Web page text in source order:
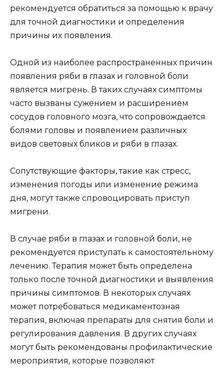
рекомендуется обратиться за помощью к врачу
для точной диагностики и определения
причины их появления.
Одной из наиболее распространенных причин
появления ряби в глазах и головной боли
является мигрень. В таких случаях симптомы
часто вызваны сужением и расширением
сосудов головного мозга, что сопровождается
болями головы и появлением различных
видов световых бликов и ряби в глазах.
Сопутствующие факторы, такие как стресс,
изменения погоды или изменение режима
дня, могут также спровоцировать приступ
мигрени.
В случае ряби в глазах и головной боли, не
рекомендуется приступать к самостоятельному
лечению. Терапия может быть определена
только после точной диагностики и выявления
причины симптомов. В некоторых случаях
может потребоваться медикаментозная
терапия, включая препараты для снятия боли и
регулирования давления. В других случаях
могут быть рекомендованы профилактические
мероприятия, которые позволяют